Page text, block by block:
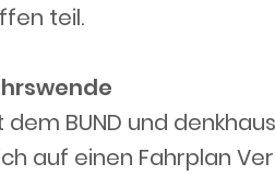
teil.
BUND und
auf einen Fahrplan